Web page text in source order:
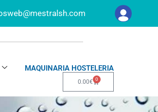
MAQUINARIA HOSTELERIA
0.00€ 0
Carrito